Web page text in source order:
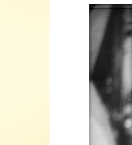
Lecteur